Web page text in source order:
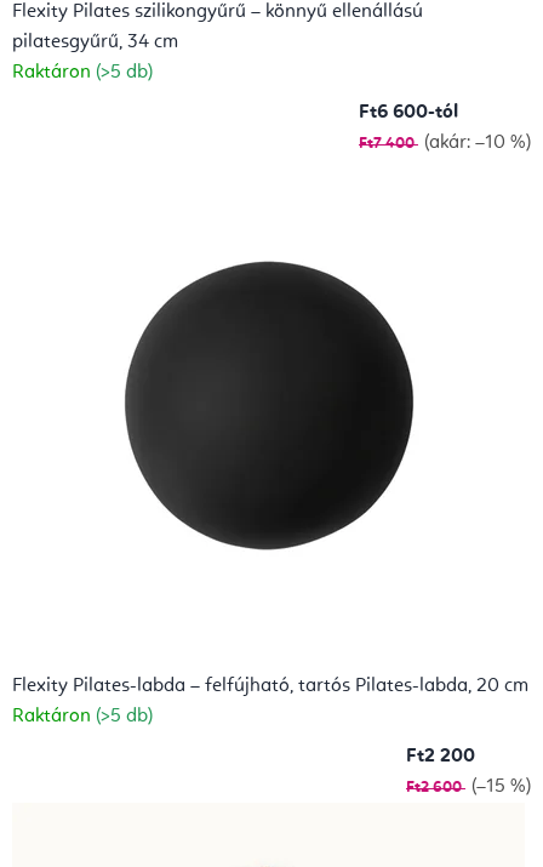
Flexity Pilates szilikongyűrű – könnyű ellenállású
pilatesgyűrű, 34 cm
Raktáron (>5 db)
Ft6 600-tól
Ft7 400 (akár: –10 %)
Flexity Pilates-labda – felfújható, tartós Pilates-labda, 20 cm
Raktáron (>5 db)
Ft2 200
Ft2 600 (–15 %)